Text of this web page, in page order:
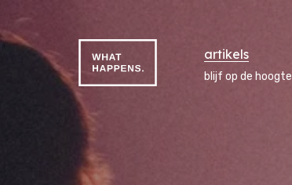
artikels
blijf op de hoogte